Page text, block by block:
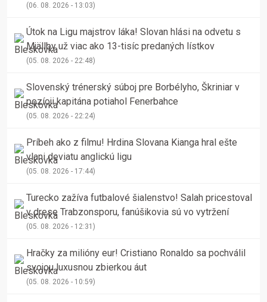
(06. 08. 2026 - 13:03)
Útok na Ligu majstrov láka! Slovan hlási na odvetu s
Mjällby už viac ako 13-tisíc predaných lístkov
(05. 08. 2026 - 22:48)
Slovenský trénerský súboj pre Borbélyho, Škriniar v
pozícii kapitána potiahol Fenerbahce
(05. 08. 2026 - 22:24)
Príbeh ako z filmu! Hrdina Slovana Kianga hral ešte
vlani deviatu anglickú ligu
(05. 08. 2026 - 17:44)
Turecko zažíva futbalové šialenstvo! Salah pricestoval
v drese Trabzonsporu, fanúšikovia sú vo vytržení
(05. 08. 2026 - 12:31)
Hračky za milióny eur! Cristiano Ronaldo sa pochválil
svojou luxusnou zbierkou áut
(05. 08. 2026 - 10:59)